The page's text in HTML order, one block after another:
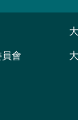
會